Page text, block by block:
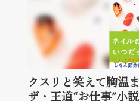
クスリと笑えて胸温
ザ・王道“お仕事”小